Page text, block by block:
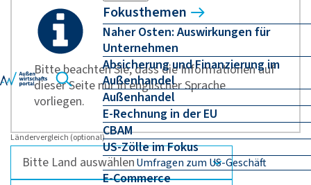
Fokusthemen
Naher Osten: Auswirkungen für
Unternehmen
Absicherung und Finanzierung im
Außenhandel
Außenhandel
E-Rechnung in der EU
CBAM
US-Zölle im Fokus
Umfragen zum US-Geschäft
E-Commerce
Bitte beachten Sie, dass die Informationen auf
dieser Seite nur in englischer Sprache
vorliegen.
Ländervergleich (optional)